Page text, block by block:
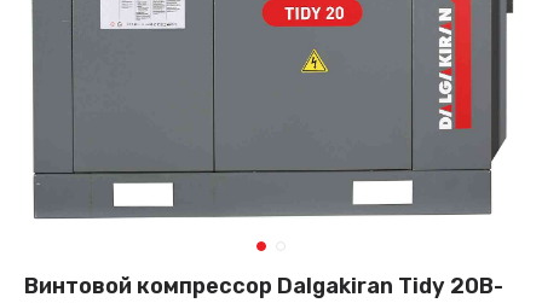
Винтовой компрессор Dalgakiran Tidy 20B-